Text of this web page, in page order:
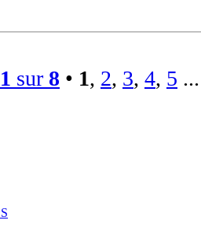
1 sur 8 • 1, 2, 3, 4, 5